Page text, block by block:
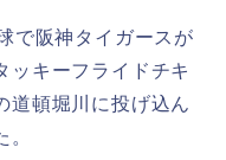
で阪神タイガースが
ッキーフライドチキ
道頓堀川に投げ込ん